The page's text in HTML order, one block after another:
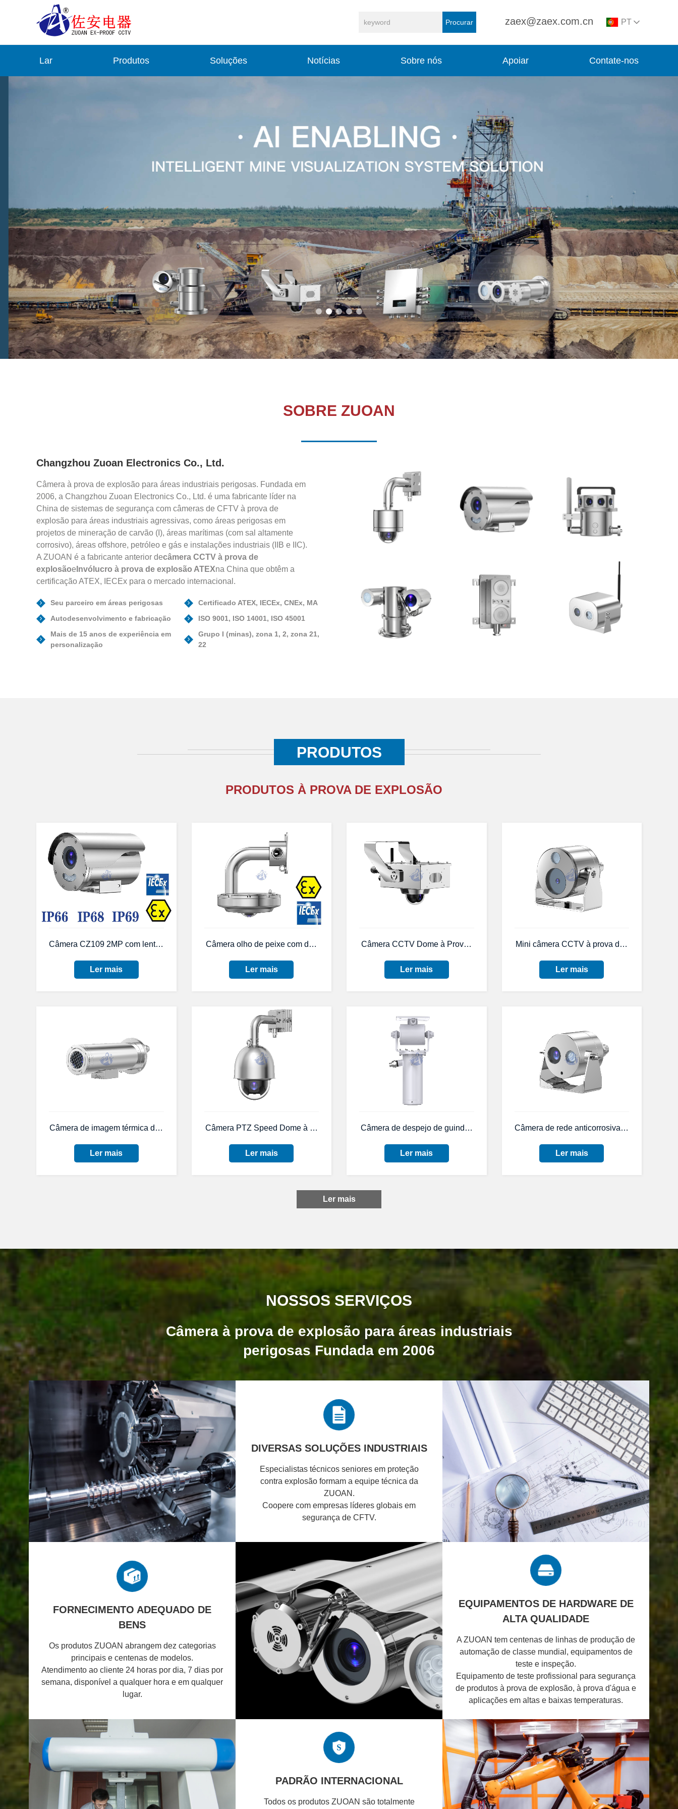
Procurar zaex@zaex.com.cn PT
Lar Produtos Soluções Notícias Sobre nós Apoiar Contate-nos
SOBRE ZUOAN
Changzhou Zuoan Electronics Co., Ltd.
Câmera à prova de explosão para áreas industriais perigosas. Fundada em
2006, a Changzhou Zuoan Electronics Co., Ltd. é uma fabricante líder na
China de sistemas de segurança com câmeras de CFTV à prova de
explosão para áreas industriais agressivas, como áreas perigosas em
projetos de mineração de carvão (I), áreas marítimas (com sal altamente
corrosivo), áreas offshore, petróleo e gás e instalações industriais (IIB e IIC).
A ZUOAN é a fabricante anterior decâmera CCTV à prova de
explosãoe Invólucro à prova de explosão ATEXna China que obtêm a
certificação ATEX, IECEx para o mercado internacional.
Seu parceiro em áreas perigosas
Autodesenvolvimento e fabricação
Mais de 15 anos de experiência em
personalização
Certificado ATEX, IECEx, CNEx, MA
ISO 9001, ISO 14001, ISO 45001
Grupo I (minas), zona 1, 2, zona 21,
22
PRODUTOS
PRODUTOS À PROVA DE EXPLOSÃO
Câmera CZ109 2MP com lente varifocal, à prova de explosão e corrosão, com luz
Ler mais
Câmera olho de peixe com domo fixo, panorâmica, 360°, 5MP, série CZ6417, à prova de explosão, com luz
Ler mais
Câmera CCTV Dome à Prova de Explosão Série KBA12Q para Mineração de Carvão
Ler mais
Mini câmera CCTV à prova de explosão
Ler mais
Câmera de imagem térmica de aço inoxidável anticorrosão para CFTV de embarcações
Ler mais
Câmera PTZ Speed ​​Dome à prova de explosão com certificação ATEX e IECEx, DARK FIGHTER TYPE 2MP 33X AI Network
Ler mais
Câmera de despejo de guindaste de rede óptica de aço inoxidável ZAZN04 2MP 37X à
Ler mais
Câmera de rede anticorrosiva ZAS109 de 4
Ler mais
Ler mais
NOSSOS SERVIÇOS
Câmera à prova de explosão para áreas industriais
perigosas Fundada em 2006
DIVERSAS SOLUÇÕES INDUSTRIAIS
Especialistas técnicos seniores em proteção
contra explosão formam a equipe técnica da
ZUOAN.
Coopere com empresas líderes globais em
segurança de CFTV.
FORNECIMENTO ADEQUADO DE
BENS
Os produtos ZUOAN abrangem dez categorias
principais e centenas de modelos.
Atendimento ao cliente 24 horas por dia, 7 dias por
semana, disponível a qualquer hora e em qualquer
lugar.
EQUIPAMENTOS DE HARDWARE DE
ALTA QUALIDADE
A ZUOAN tem centenas de linhas de produção de
automação de classe mundial, equipamentos de
teste e inspeção.
Equipamento de teste profissional para segurança
de produtos à prova de explosão, à prova d'água e
aplicações em altas e baixas temperaturas.
PADRÃO INTERNACIONAL
Todos os produtos ZUOAN são totalmente